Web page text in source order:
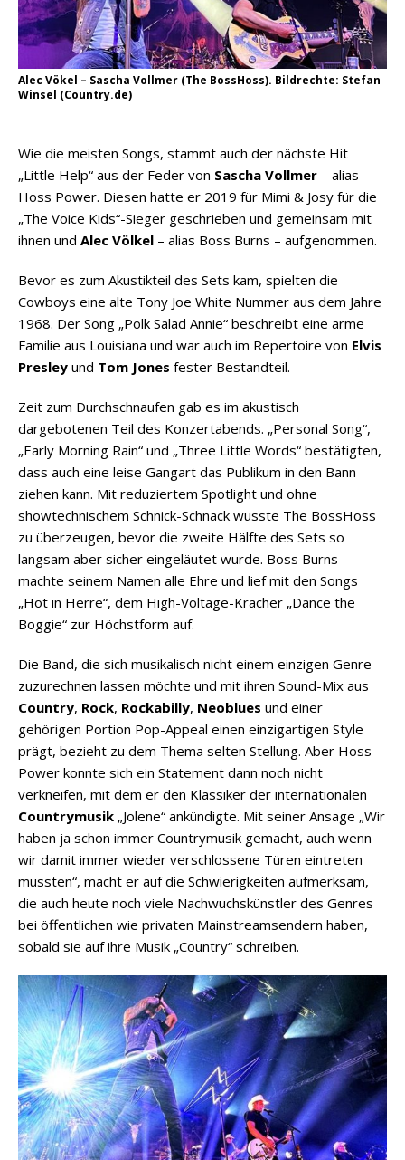
Alec Vökel – Sascha Vollmer (The BossHoss). Bildrechte: Stefan
Winsel (Country.de)
Wie die meisten Songs, stammt auch der nächste Hit
„Little Help“ aus der Feder von Sascha Vollmer – alias
Hoss Power. Diesen hatte er 2019 für Mimi & Josy für die
„The Voice Kids“-Sieger geschrieben und gemeinsam mit
ihnen und Alec Völkel – alias Boss Burns – aufgenommen.
Bevor es zum Akustikteil des Sets kam, spielten die
Cowboys eine alte Tony Joe White Nummer aus dem Jahre
1968. Der Song „Polk Salad Annie“ beschreibt eine arme
Familie aus Louisiana und war auch im Repertoire von Elvis
Presley und Tom Jones fester Bestandteil.
Zeit zum Durchschnaufen gab es im akustisch
dargebotenen Teil des Konzertabends. „Personal Song“,
„Early Morning Rain“ und „Three Little Words“ bestätigten,
dass auch eine leise Gangart das Publikum in den Bann
ziehen kann. Mit reduziertem Spotlight und ohne
showtechnischem Schnick-Schnack wusste The BossHoss
zu überzeugen, bevor die zweite Hälfte des Sets so
langsam aber sicher eingeläutet wurde. Boss Burns
machte seinem Namen alle Ehre und lief mit den Songs
„Hot in Herre“, dem High-Voltage-Kracher „Dance the
Boggie“ zur Höchstform auf.
Die Band, die sich musikalisch nicht einem einzigen Genre
zuzurechnen lassen möchte und mit ihren Sound-Mix aus
Country, Rock, Rockabilly, Neoblues und einer
gehörigen Portion Pop-Appeal einen einzigartigen Style
prägt, bezieht zu dem Thema selten Stellung. Aber Hoss
Power konnte sich ein Statement dann noch nicht
verkneifen, mit dem er den Klassiker der internationalen
Countrymusik „Jolene“ ankündigte. Mit seiner Ansage „Wir
haben ja schon immer Countrymusik gemacht, auch wenn
wir damit immer wieder verschlossene Türen eintreten
mussten“, macht er auf die Schwierigkeiten aufmerksam,
die auch heute noch viele Nachwuchskünstler des Genres
bei öffentlichen wie privaten Mainstreamsendern haben,
sobald sie auf ihre Musik „Country“ schreiben.